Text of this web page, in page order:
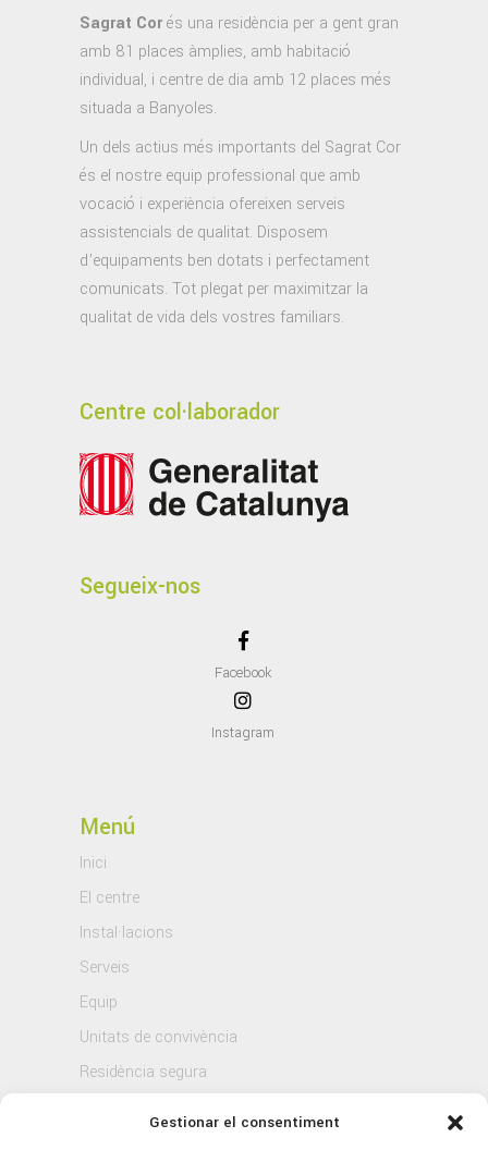
Gestionar el consentiment
Sagrat Corés una residència per a gent gran
amb 81 places àmplies, amb habitació
individual, i centre de dia amb 12 places més
situada a Banyoles.
Un dels actius més importants del Sagrat Cor
és el nostre equip professional que amb
vocació i experiència ofereixen serveis
assistencials de qualitat. Disposem
d’equipaments ben dotats i perfectament
comunicats. Tot plegat per maximitzar la
qualitat de vida dels vostres familiars.
Centre col·laborador
Segueix-nos
Facebook
Instagram
Menú
Inici
El centre
Instal·lacions
Serveis
Equip
Unitats de convivència
Residència segura